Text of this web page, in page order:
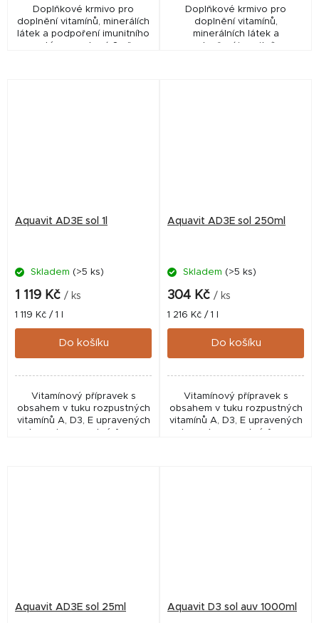
Doplňkové krmivo pro
doplnění vitamínů, minerálích
látek a podpoření imunitního
Doplňkové krmivo pro
doplnění vitamínů,
minerálních látek a
Aquavit AD3E sol 1l
Skladem (>5 ks)
1 119 Kč / ks
Měrná
cena:
1 119 Kč / 1 l
Do košíku
Vitamínový přípravek s
obsahem v tuku rozpustných
vitamínů A, D3, E upravených
do vodorozpustné formy.
Aquavit AD3E sol 250ml
Skladem (>5 ks)
304 Kč / ks
Měrná
cena:
1 216 Kč / 1 l
Do košíku
Vitamínový přípravek s
obsahem v tuku rozpustných
vitamínů A, D3, E upravených
do vodorozpustné formy.
Aquavit AD3E sol 25ml Aquavit D3 sol auv 1000ml